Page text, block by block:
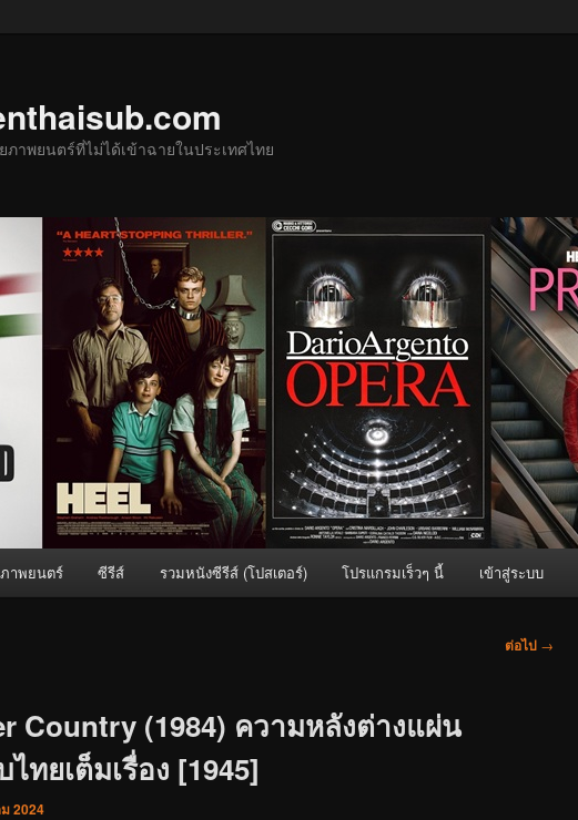
ภาพยนตร์ที่ไม่ได้เข้าฉายในประเทศไทย
ภาพยนตร์ ซีรีส์ รวมหนังซีรีส์ (โปสเตอร์) โปรแกรมเร็วๆ นี้ เข้าสู่ระบบ
ต่อไป →
Country (1984) ความหลังต่างแผ่น
ทยเต็มเรื่อง [1945]
2024